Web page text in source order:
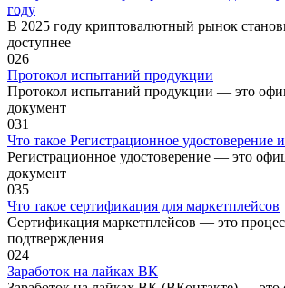
году
В 2025 году криптовалютный рынок
доступнее
026
Протокол испытаний продукции
Протокол испытаний продукции — это
документ
031
Что такое Регистрационное удостоверение
Регистрационное удостоверение — это
документ
035
Что такое сертификация для маркетплейсов
Сертификация маркетплейсов — это
подтверждения
024
Заработок на лайках ВК